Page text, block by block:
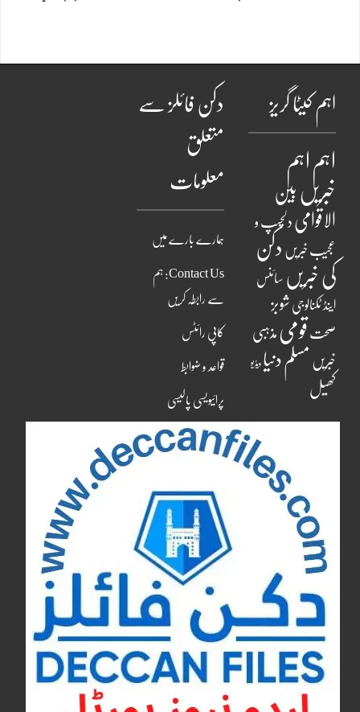
اہم کیٹا گریز
اہم اہم
خبریں بین
الاقوامی دلچسپ و
عجیب خبریں دکن
کی خبریں سائنس
اینڈ ٹکنالوجی شوبز
صحت قومی مذہبی
خبریں مسلم دنیا ویڈیو
کھیل
دکن فائلز سے
متعلق
معلومات
ہمارے بارے میں
Contact Us: ہم
سے رابطہ کریں
کاپی رائٹس
قواعد و ضوابط
پرائیویسی پالیسی